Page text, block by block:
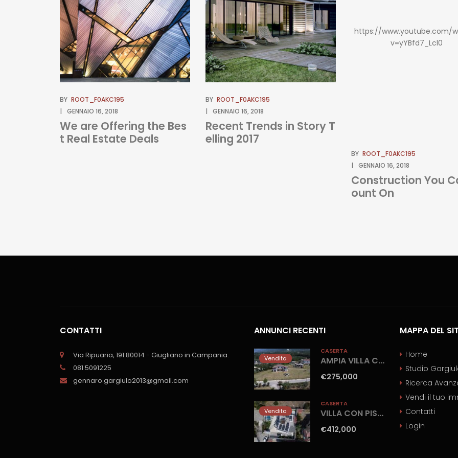
BY ROOT_F0AKC195
GENNAIO 16, 2018
We are Offering the Bes
t Real Estate Deals
BY ROOT_F0AKC195
GENNAIO 16, 2018
Recent Trends in Story T
elling 2017
https://www.youtube.com/
v=yYBfd7_Lcl0
BY ROOT_F0AKC195
GENNAIO 16, 2018
Construction You
ount On
CONTATTI
Via Ripuaria, 191 80014 - Giugliano in Campania.
081 5091225
gennaro.gargiulo2013@gmail.com
ANNUNCI RECENTI
Vendita
CASERTA
AMPIA VILLA CON GIARDINO Gioia Sannitica
€275,000
Vendita
CASERTA
VILLA CON PISCINA Castel Volturno-Parco Europa
€412,000
MAPPA DEL
Home
Studio
Ricerca
Vendi il tuo
Contatti
Login